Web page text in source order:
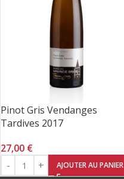
Pinot Gris Vendanges
Tardives 2017
27,00 €
AJOUTER AU PANIER